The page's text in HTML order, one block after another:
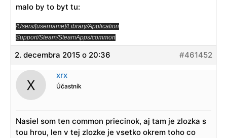
malo by to byt tu:
/Users/[username]/Library/Application
Support/Steam/SteamApps/common
2. decembra 2015 o 20:36 #461452
xrx
Účastník
Nasiel som ten common priecinok, aj tam je zlozka s
tou hrou, len v tej zlozke je vsetko okrem toho co